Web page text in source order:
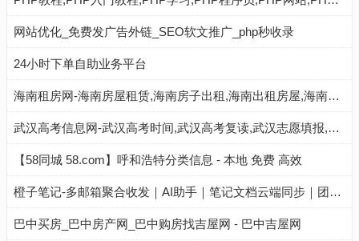
网站优化_免费发广告外链_SEO软文推广_php秒收录
24小时下单自助业务平台
海南租房网-海南房屋租赁,海南房子出租,海南出租房屋,海南房地产中介,海南个人租房信息
武汉高考信息网-武汉高考时间,武汉高考复读,武汉志愿填报,武汉高考分数线,武汉高考成绩查询
【58同城 58.com】呼和浩特分类信息 - 本地 免费 高效
橙子笔记-多邮箱聚合收发｜AI助手｜笔记文档云端同步｜团队与个人高效协作工具
巴中买房_巴中房产网_巴中购房找吉屋网 - 巴中吉屋网